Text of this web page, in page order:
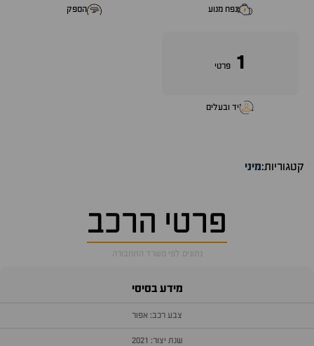
נפח מנוע הספק
1 פרטי
יד ובעלים
קטגוריות:מיני
פרטי הרכב
נתונים לפי משרד התחבורה
מידע בסיסי
צבע רכב: אפור
שנת יצור: 2021